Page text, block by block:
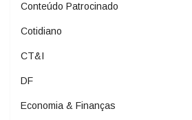
Conteúdo Patrocinado
Cotidiano
CT&I
DF
Economia & Finanças